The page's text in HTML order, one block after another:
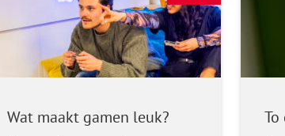
Wat maakt gamen leuk?